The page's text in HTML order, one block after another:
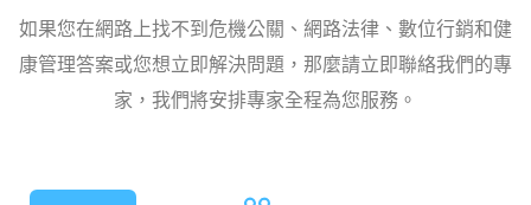
如果您在網路上找不到危機公關、網路法律、數位行銷和健
康管理答案或您想立即解決問題，那麼請立即聯絡我們的專
家，我們將安排專家全程為您服務。